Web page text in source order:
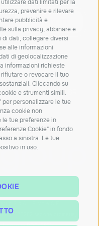
dati limitati per la
prevenire e rilevare
pubblicità e
sulla privacy, abbinare e
dati, collegare diversi
alle informazioni
di geolocalizzazione
informazioni richieste
o revocare il tuo
Cliccando su
e strumenti simili.
personalizzare le tue
cookie non
tue preferenze in
Cookie" in fondo
a sinistra. Le tue
in uso.
policy
ISCRIVITI
del PR FESR
S.p.A. | P.IVA e C.F.
sezione ordinaria,